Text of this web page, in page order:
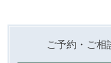
ご予約・ご相